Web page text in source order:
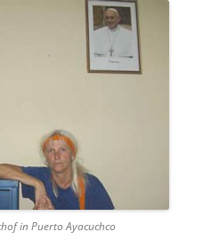
in Puerto Ayacuchco